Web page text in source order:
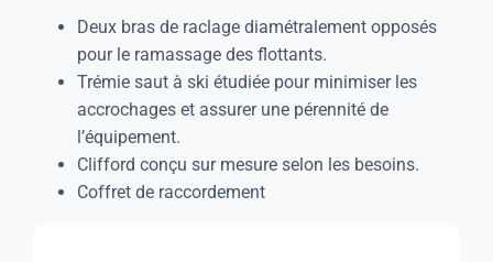
Deux bras de raclage diamétralement opposés
pour le ramassage des flottants.
Trémie saut à ski étudiée pour minimiser les
accrochages et assurer une pérennité de
l’équipement.
Clifford conçu sur mesure selon les besoins.
Coffret de raccordement